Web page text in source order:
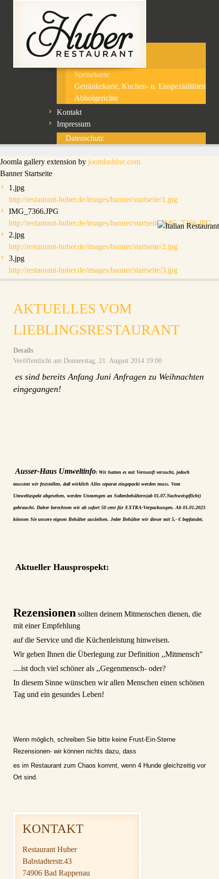
Aktuelles
Restaurant
Über uns
Speisekarte
Getränkekarte, Kuchen- u. Eisspezialitäten
Abholgerichte
Kontakt
Impressum
Datenschutz
Joomla gallery extension by joomlashine.com
Banner Startseite
1.jpg
http://restaurant-huber.de/images/banner/startseite/1.jpg
IMG_7366.JPG
http://restaurant-huber.de/images/banner/startseite/IMG_7366.JPG
2.jpg
http://restaurant-huber.de/images/banner/startseite/2.jpg
3.jpg
http://restaurant-huber.de/images/banner/startseite/3.jpg
AKTUELLES VOM
LIEBLINGSRESTAURANT
Details
Veröffentlicht am Donnerstag, 21. August 2014 19:00
es sind bereits Anfang Juni Anfragen zu Weihnachten
eingegangen!
Ausser-Haus Umweltinfo: Wir hatten es mit Vernunft versucht, jedoch
mussten wir feststellen, daß wirklich Alles separat eingepackt werden muss. Vom
Umweltaspekt abgesehen, werden Unmengen an Soßenbehältern(ab 01.07.Nachweispflicht)
gebraucht. Daher berechnen wir ab sofort 50 cent für EXTRA-Verpackungen. Ab 01.01.2023
können Sie unsere eignen Behälter ausleihen. Jeder Behälter wir dieser mit 5,- € bepfandet.
Aktueller Hausprospekt:
Rezensionen sollten deinem Mitmenschen dienen, die
mit einer Empfehlung
auf die Service und die Küchenleistung hinweisen.
Wir geben Ihnen die Überlegung zur Definition ,,Mitmensch"
....ist doch viel schöner als ,,Gegenmensch- oder?
In diesem Sinne wünschen wir allen Menschen einen schönen
Tag und ein gesundes Leben!
Wenn möglich, schreiben Sie bitte keine Frust-Ein-Sterne
Rezensionen- wir können nichts dazu, dass
es im Restaurant zum Chaos kommt, wenn 4 Hunde gleichzeitig vor
Ort sind.
KONTAKT
Restaurant Huber
Babstadterstr.43
74906 Bad Rappenau